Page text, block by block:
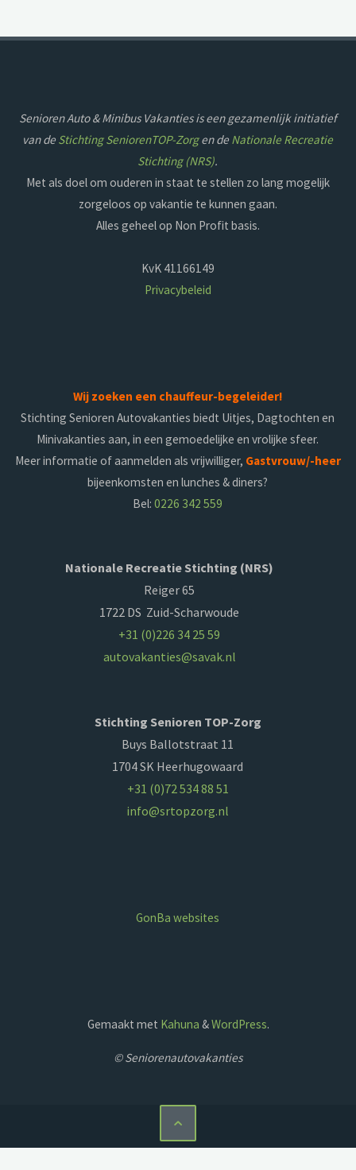
Senioren Auto & Minibus Vakanties is een gezamenlijk initiatief
van de Stichting SeniorenTOP-Zorgen de Nationale Recreatie
Stichting (NRS).
Met als doel om ouderen in staat te stellen zo lang mogelijk
zorgeloos op vakantie te kunnen gaan.
Alles geheel op Non Profit basis.
KvK 41166149
Privacybeleid
Wij zoeken een chauffeur-begeleider!
Stichting Senioren Autovakanties biedt Uitjes, Dagtochten en
Minivakanties aan, in een gemoedelijke en vrolijke sfeer.
Meer informatie of aanmelden als vrijwilliger, Gastvrouw/-heer
bijeenkomsten en lunches & diners?
Bel:0226 342 559
Nationale Recreatie Stichting (NRS)
Reiger 65
1722 DS Zuid-Scharwoude
+31 (0)226 34 25 59
autovakanties@savak.nl
Stichting Senioren TOP-Zorg
Buys Ballotstraat 11
1704 SK Heerhugowaard
+31 (0)72 534 88 51
info@srtopzorg.nl
GonBa websites
Gemaakt met Kahuna &WordPress.
© Seniorenautovakanties